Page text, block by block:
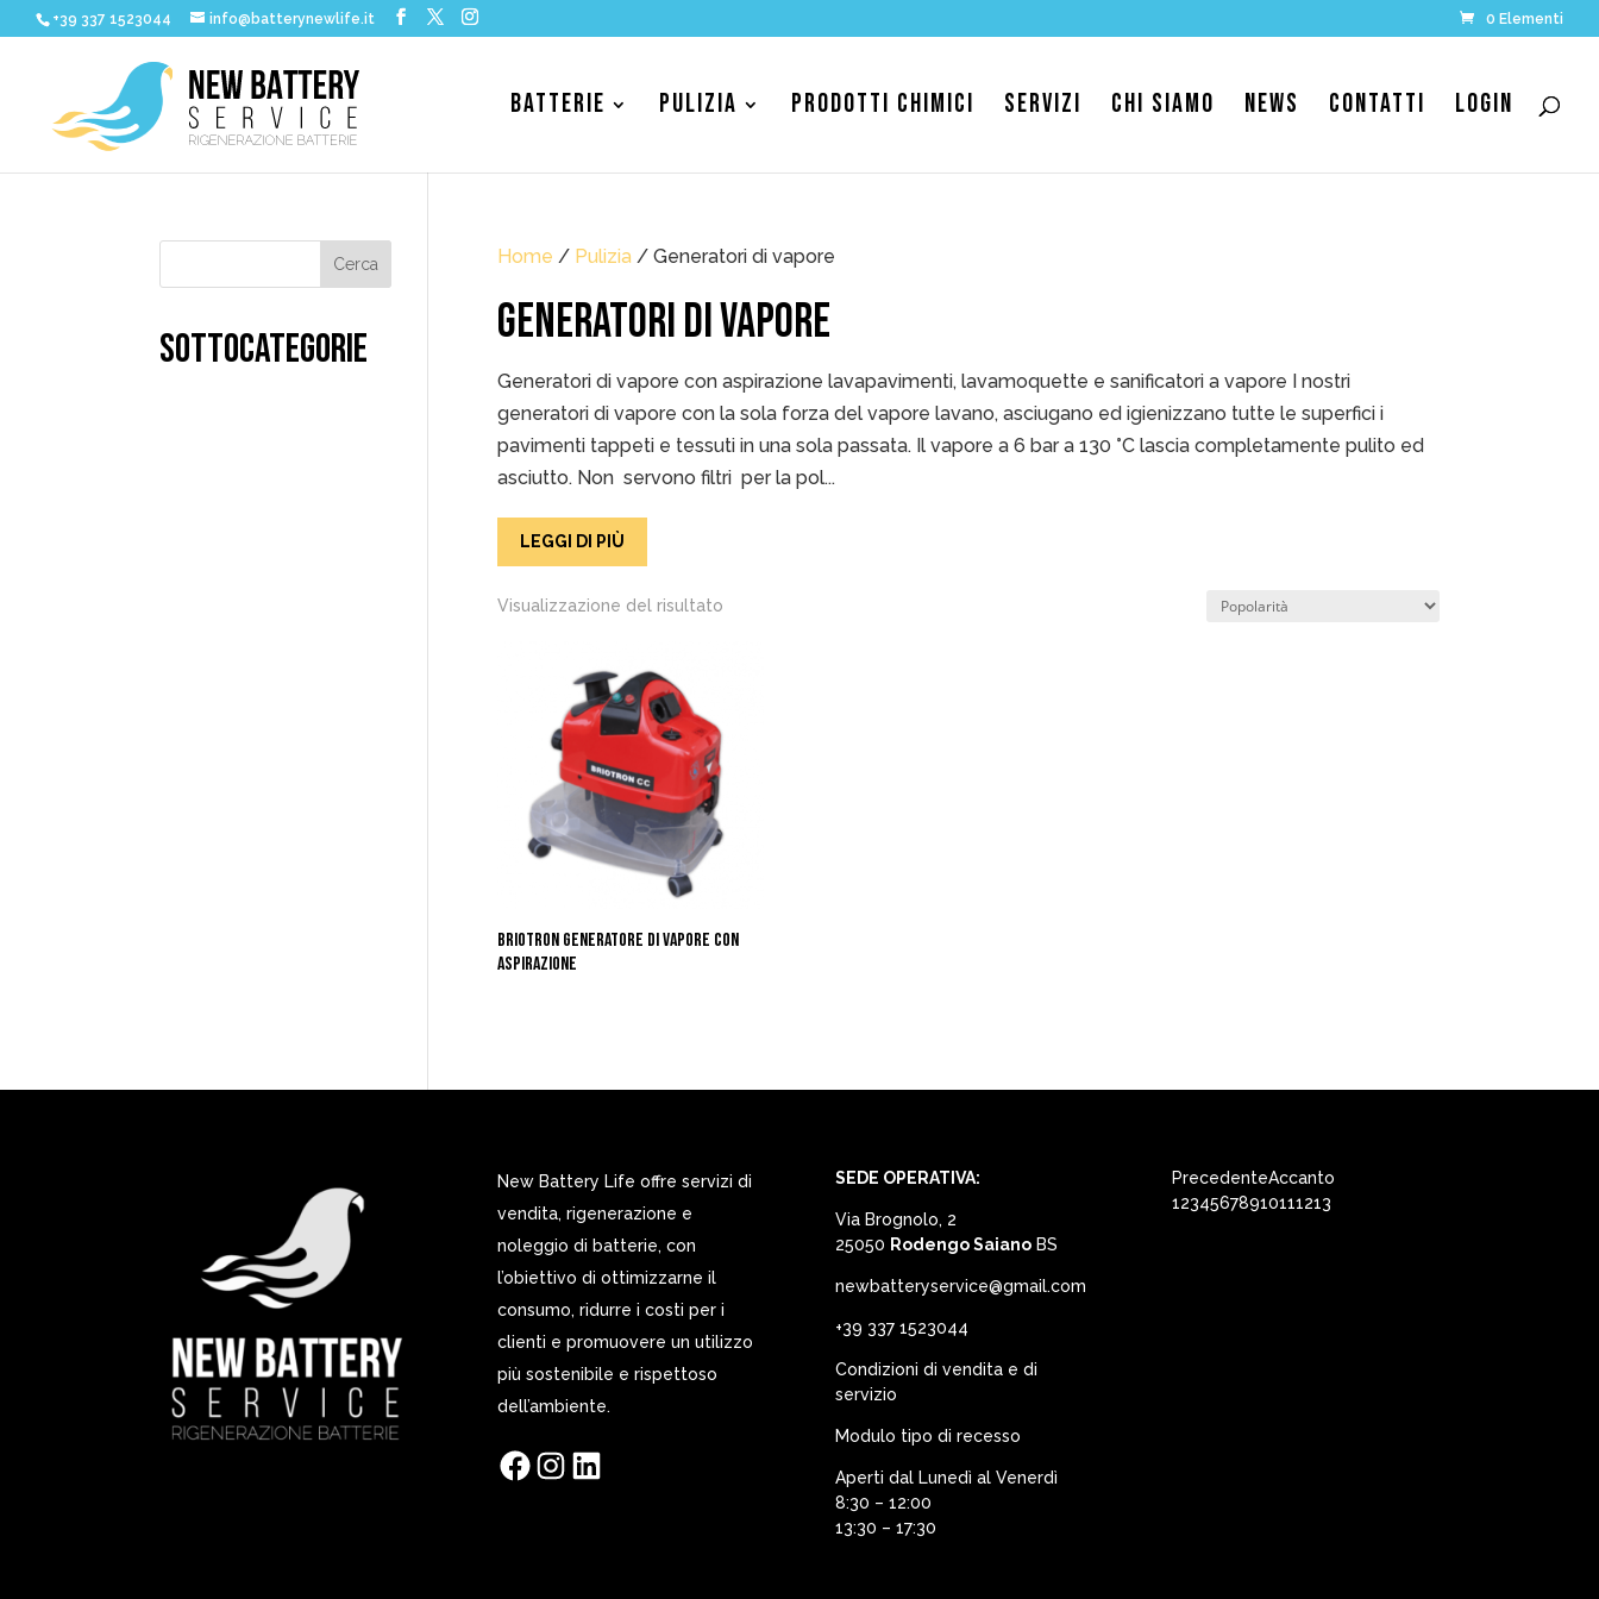
+39 337 1523044 info@batterynewlife.it 0 Elementi
BATTERIE PULIZIA PRODOTTI CHIMICI SERVIZI CHI SIAMO NEWS CONTATTI LOGIN
Home / Pulizia/ Generatori di vapore
GENERATORI DI VAPORE
Generatori di vapore con aspirazione lavapavimenti, lavamoquette e sanificatori a vapore I nostri
generatori di vapore con la sola forza del vapore lavano, asciugano ed igienizzano tutte le superfici i
pavimenti tappeti e tessuti in una sola passata. Il vapore a 6 bar a 130 °C lascia completamente pulito ed
asciutto. Non servono filtri per la pol...
LEGGI DI PIÙ
Visualizzazione del risultato
BRIOTRON GENERATORE DI VAPORE CON
ASPIRAZIONE
SOTTOCATEGORIE
New Battery Life offre servizi di
vendita, rigenerazione e
noleggio di batterie, con
l’obiettivo di ottimizzarne il
consumo, ridurre i costi per i
clienti e promuovere un utilizzo
più sostenibile e rispettoso
dell’ambiente.
FacebookInstagramLinkedIn
SEDE OPERATIVA:
Via Brognolo, 2
25050 Rodengo SaianoBS
newbatteryservice@gmail.com
+39 337 1523044
Condizioni di vendita e di
servizio
Modulo tipo di recesso
Aperti dal Lunedì al Venerdì
8:30 – 12:00
13:30 – 17:30
PrecedenteAccanto
12345678910111213